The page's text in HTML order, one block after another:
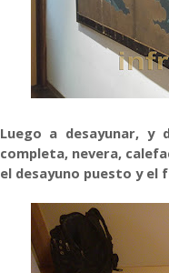
Luego a desayunar, y
completa, nevera,
el desayuno puesto y el